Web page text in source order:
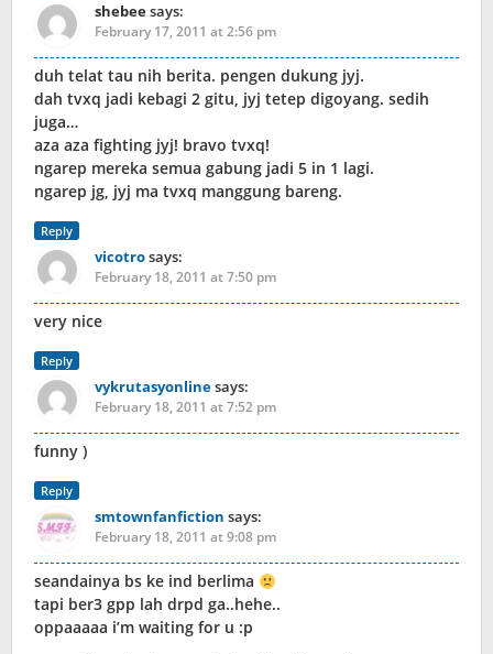
shebeesays:
February 17, 2011 at 2:56 pm
duh telat tau nih berita. pengen dukung jyj.
dah tvxq jadi kebagi 2 gitu, jyj tetep digoyang. sedih
juga…
aza aza fighting jyj! bravo tvxq!
ngarep mereka semua gabung jadi 5 in 1 lagi.
ngarep jg, jyj ma tvxq manggung bareng.
Reply
vicotrosays:
February 18, 2011 at 7:50 pm
very nice
Reply
vykrutasyonlinesays:
February 18, 2011 at 7:52 pm
funny )
Reply
smtownfanfiction says:
February 18, 2011 at 9:08 pm
seandainya bs ke ind berlima
tapi ber3 gpp lah drpd ga..hehe..
oppaaaaa i’m waiting for u :p